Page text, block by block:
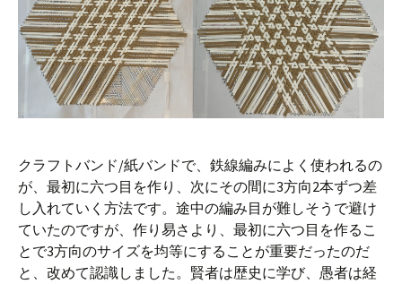
クラフトバンド/紙バンドで、鉄線編みによく使われるの
が、最初に六つ目を作り、次にその間に3方向2本ずつ差
し入れていく方法です。途中の編み目が難しそうで避け
ていたのですが、作り易さより、最初に六つ目を作るこ
とで3方向のサイズを均等にすることが重要だったのだ
と、改めて認識しました。賢者は歴史に学び、愚者は経